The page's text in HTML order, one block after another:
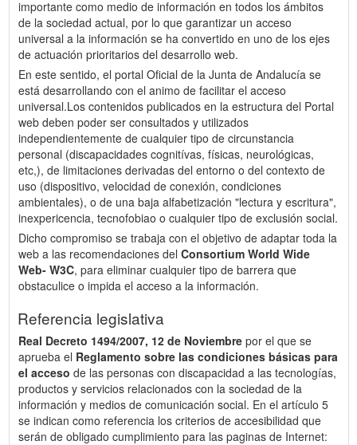
importante como medio de información en todos los ámbitos
de la sociedad actual, por lo que garantizar un acceso
universal a la información se ha convertido en uno de los ejes
de actuación prioritarios del desarrollo web.
En este sentido, el portal Oficial de la Junta de Andalucía se
está desarrollando con el animo de facilitar el acceso
universal.Los contenidos publicados en la estructura del Portal
web deben poder ser consultados y utilizados
independientemente de cualquier tipo de circunstancia
personal (discapacidades cognitívas, físicas, neurológicas,
etc,), de limitaciones derivadas del entorno o del contexto de
uso (dispositivo, velocidad de conexión, condiciones
ambientales), o de una baja alfabetización "lectura y escritura",
inexpericencia, tecnofobiao o cualquier tipo de exclusión social.
Dicho compromiso se trabaja con el objetivo de adaptar toda la
web a las recomendaciones del Consortium World Wide
Web- W3C, para eliminar cualquier tipo de barrera que
obstaculice o impida el acceso a la información.
Referencia legislativa
Real Decreto 1494/2007, 12 de Noviembre por el que se
aprueba el Reglamento sobre las condiciones básicas para
el acceso de las personas con discapacidad a las tecnologías,
productos y servicios relacionados con la sociedad de la
información y medios de comunicación social. En el artículo 5
se indican como referencia los criterios de accesibilidad que
serán de obligado cumplimiento para las paginas de Internet: